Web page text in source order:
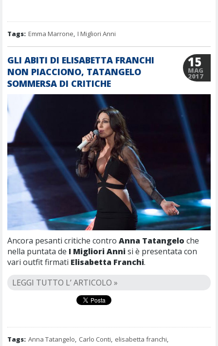
Tags: Emma Marrone, I Migliori Anni
GLI ABITI DI ELISABETTA FRANCHI
NON PIACCIONO, TATANGELO
SOMMERSA DI CRITICHE
15
MAG
2017
Ancora pesanti critiche contro Anna Tatangelo che
nella puntata de I Migliori Annisi è presentata con
vari outfit firmati Elisabetta Franchi.
LEGGI TUTTO L’ ARTICOLO »
Tags: Anna Tatangelo, Carlo Conti, elisabetta franchi,